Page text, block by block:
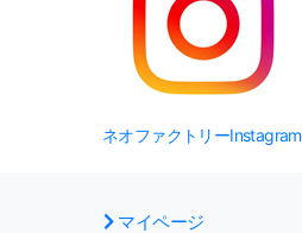
ネオファクトリーInstagram
マイページ